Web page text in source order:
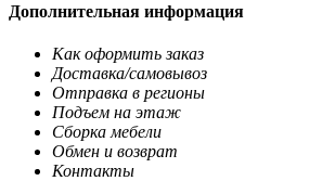
Дополнительная информация
Как оформить заказ
Доставка/самовывоз
Отправка в регионы
Подъем на этаж
Сборка мебели
Обмен и возврат
Контакты